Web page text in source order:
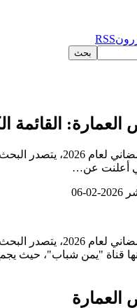
RSS
بحث
القائمة
أعلنت عن…
البحث عن
عنها قناة "يمن شباب"، حيث